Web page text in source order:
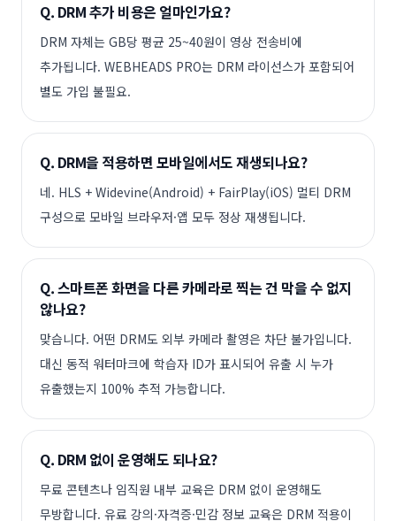
Q. DRM 추가 비용은 얼마인가요?
DRM 자체는 GB당 평균 25~40원이 영상 전송비에
추가됩니다. WEBHEADS PRO는 DRM 라이선스가 포함되어
별도 가입 불필요.
Q. DRM을 적용하면 모바일에서도 재생되나요?
네. HLS + Widevine(Android) + FairPlay(iOS) 멀티 DRM
구성으로 모바일 브라우저·앱 모두 정상 재생됩니다.
Q.스마트폰 화면을 다른 카메라로 찍는 건 막을 수 없지
않나요?
맞습니다. 어떤 DRM도 외부 카메라 촬영은 차단 불가입니다.
대신 동적 워터마크에 학습자 ID가 표시되어 유출 시 누가
유출했는지 100% 추적 가능합니다.
Q. DRM 없이 운영해도 되나요?
무료 콘텐츠나 임직원 내부 교육은 DRM 없이 운영해도
무방합니다. 유료 강의·자격증·민감 정보 교육은 DRM 적용이